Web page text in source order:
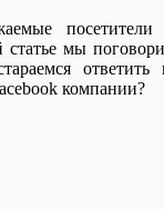
мы
компании?